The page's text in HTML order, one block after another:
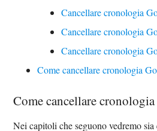
Cancellare cronologia
Cancellare cronologia
Cancellare cronologia
Come cancellare cronologia
Come cancellare
Nei capitoli che seguono vedremo